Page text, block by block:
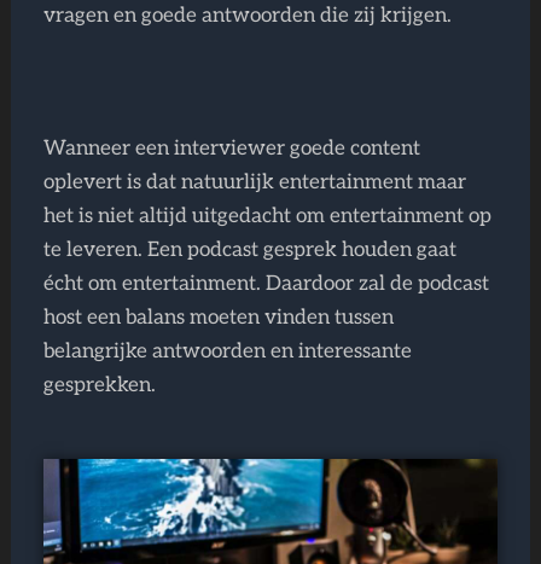
vragen en goede antwoorden die zij krijgen.
Wanneer een interviewer goede content
oplevert is dat natuurlijk entertainment maar
het is niet altijd uitgedacht om entertainment op
te leveren. Een podcast gesprek houden gaat
écht om entertainment. Daardoor zal de podcast
host een balans moeten vinden tussen
belangrijke antwoorden en interessante
gesprekken.